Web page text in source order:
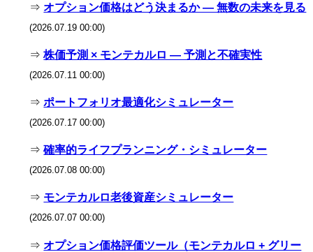
⇒オプション価格はどう決まるか — 無数の未来を見る
(2026.07.19 00:00)
⇒株価予測 × モンテカルロ — 予測と不確実性
(2026.07.11 00:00)
⇒ポートフォリオ最適化シミュレーター
(2026.07.17 00:00)
⇒確率的ライフプランニング・シミュレーター
(2026.07.08 00:00)
⇒ モンテカルロ老後資産シミュレーター
(2026.07.07 00:00)
⇒オプション価格評価ツール（モンテカルロ + グリー